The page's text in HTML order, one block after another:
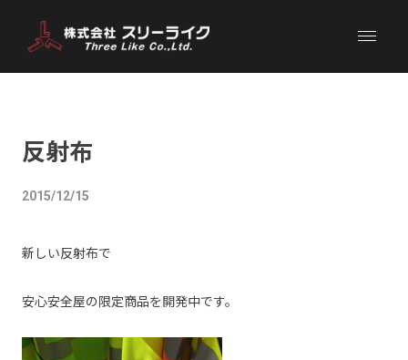
反射布
2015/12/15
新しい反射布で
安心安全屋の限定商品を開発中です。